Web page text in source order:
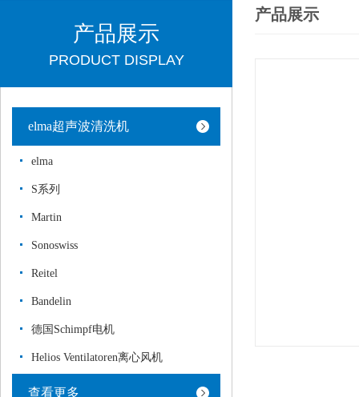
产品展示
PRODUCT DISPLAY
elma超声波清洗机
elma
S系列
Martin
Sonoswiss
Reitel
Bandelin
德国Schimpf电机
Helios Ventilatoren离心风机
查看更多
产品展示